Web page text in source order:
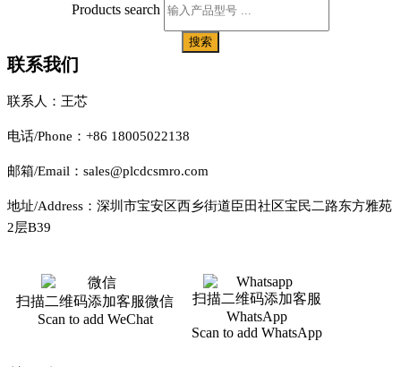
Products search
搜索
联系我们
联系人：王芯
电话/Phone：+86 18005022138
邮箱/Email：sales@plcdcsmro.com
地址/Address：深圳市宝安区西乡街道臣田社区宝民二路东方雅苑
2层B39
扫描二维码添加客服微信
Scan to add WeChat
扫描二维码添加客服
WhatsApp
Scan to add WhatsApp